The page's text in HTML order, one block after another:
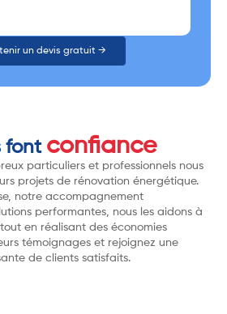
un devis gratuit →
font confiance
particuliers et professionnels nous
projets de rénovation énergétique.
notre accompagnement
performantes, nous les aidons à
en réalisant des économies
témoignages et rejoignez une
de clients satisfaits.